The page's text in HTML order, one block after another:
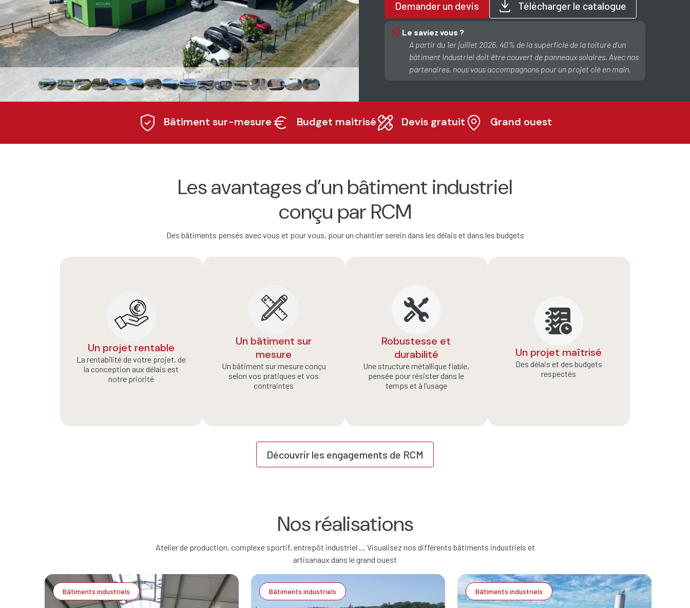
Demander un devis Télécharger le catalogue
Le saviez vous ?
A partir du 1er juillet 2026, 40% de la superficie de la toiture d'un
bâtiment industriel doit être couvert de panneaux solaires. Avec nos
partenaires, nous vous accompagnons pour un projet clé en main.
Bâtiment sur-mesure Budget maitrisé Devis gratuit Grand ouest
Les avantages d’un bâtiment industriel
conçu par RCM
Des bâtiments pensés avec vous et pour vous, pour un chantier serein dans les délais et dans les budgets
Un projet rentable
La rentabilité de votre projet, de
la conception aux délais est
notre priorité
Un bâtiment sur
mesure
Un bâtiment sur mesure conçu
selon vos pratiques et vos
contraintes
Robustesse et
durabilité
Une structure métallique fiable,
pensée pour résister dans le
temps et à l’usage
Un projet maîtrisé
Des délais et des budgets
respectés
Découvrir les engagements de RCM
Nos réalisations
Atelier de production, complexe sportif, entrepôt industriel … Visualisez nos différents bâtiments industriels et
artisanaux dans le grand ouest
Bâtiments industriels Bâtiments industriels Bâtiments industriels